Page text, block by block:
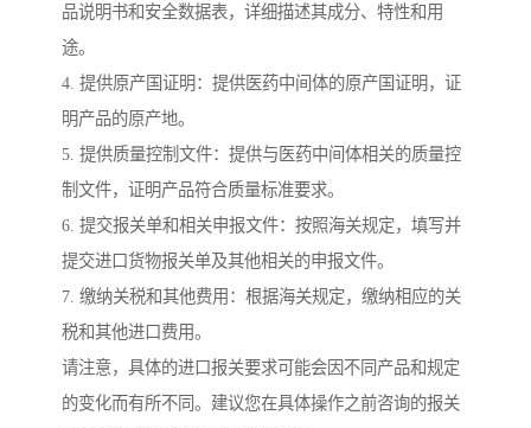
品说明书和安全数据表，详细描述其成分、特性和用
途。
4. 提供原产国证明：提供医药中间体的原产国证明，证
明产品的原产地。
5. 提供质量控制文件：提供与医药中间体相关的质量控
制文件，证明产品符合质量标准要求。
6. 提交报关单和相关申报文件：按照海关规定，填写并
提交进口货物报关单及其他相关的申报文件。
7. 缴纳关税和其他费用：根据海关规定，缴纳相应的关
税和其他进口费用。
请注意，具体的进口报关要求可能会因不同产品和规定
的变化而有所不同。建议您在具体操作之前咨询的报关